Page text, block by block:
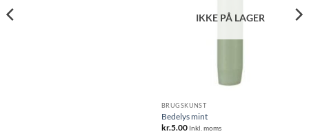
IKKE PÅ LAGER
BRUGSKUNST
Bedelys mint
kr.5.00 Inkl. moms